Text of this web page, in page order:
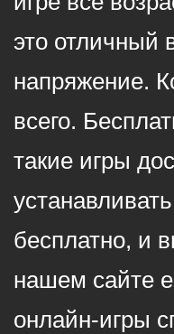
это отличный
напряжение.
всего.
такие игры
бесплатно, и
нашем сайте
онлайн-игры